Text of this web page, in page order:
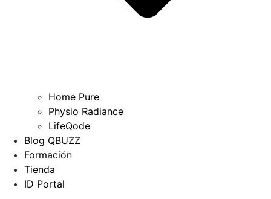
Home Pure
Physio Radiance
LifeQode
Blog QBUZZ
Formación
Tienda
ID Portal